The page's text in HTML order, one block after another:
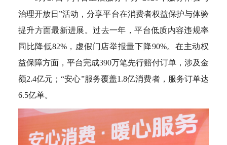
治理开放日”活动，分享平台在消费者权益保护与体验
提升方面最新进展。过去一年，平台低质内容违规率
同比降低82%，虚假门店举报量下降90%。在主动权
益保障方面，平台完成390万笔先行赔付订单，涉及金
额2.4亿元；“安心”服务覆盖1.8亿消费者，服务订单达
6.5亿单。